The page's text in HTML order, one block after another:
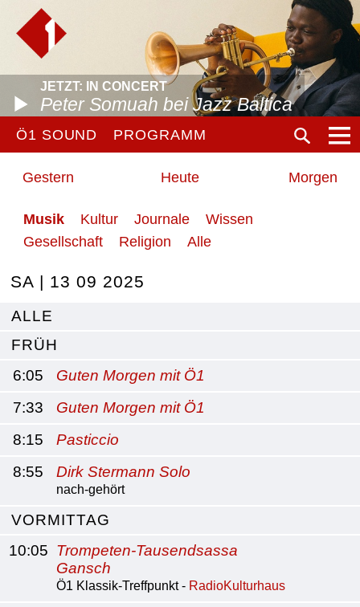
JETZT: IN CONCERT
Peter Somuah bei Jazz Baltica
Ö1 SOUND PROGRAMM
Gestern Heute Morgen
Musik Kultur Journale
Wissen
Gesellschaft
Religion Alle
SA | 13 09 2025
ALLE
FRÜH
6:05
Guten Morgen mit Ö1
7:33
Guten Morgen mit Ö1
8:15
Pasticcio
8:55
Dirk Stermann Solo
nach-gehört
VORMITTAG
10:05 Trompeten-Tausendsassa
Gansch
Ö1 Klassik-Treffpunkt - RadioKulturhaus